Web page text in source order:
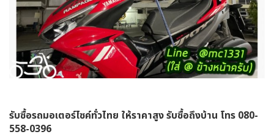
รับซื้อรถมอเตอร์ไซค์ทั่วไทย ให้ราคาสูง รับซื้อถึงบ้าน โทร 080-
558-0396